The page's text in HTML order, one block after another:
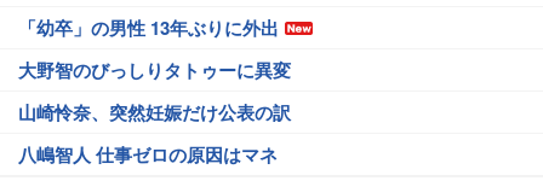
「幼卒」の男性 13年ぶりに外出
大野智のびっしりタトゥーに異変
山崎怜奈、突然妊娠だけ公表の訳
八嶋智人 仕事ゼロの原因はマネ